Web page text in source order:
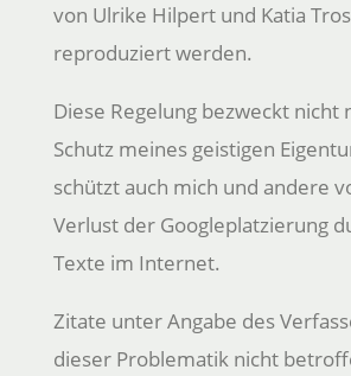
von Ulrike Hilpert und Katia
reproduziert werden.
Diese Regelung bezweckt nicht
Schutz meines geistigen
schützt auch mich und andere
Verlust der Googleplatzierung
Texte im Internet.
Zitate unter Angabe des
dieser Problematik nicht